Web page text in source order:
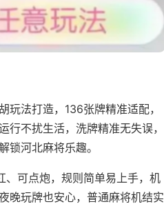
玩法打造，136张牌精准适配，
不扰生活，洗牌精准无失误，
锁河北麻将乐趣。
、可点炮，规则简单易上手，机
晚玩牌也安心，普通麻将机结实